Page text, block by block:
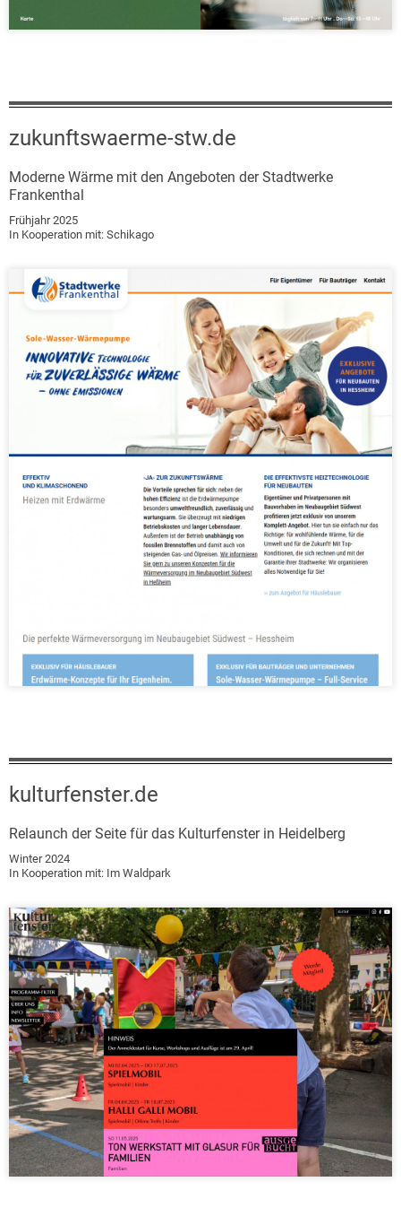
zukunftswaerme-stw.de
Moderne Wärme mit den Angeboten der Stadtwerke
Frankenthal
Frühjahr 2025
In Kooperation mit: Schikago
kulturfenster.de
Relaunch der Seite für das Kulturfenster in Heidelberg
Winter 2024
In Kooperation mit: Im Waldpark